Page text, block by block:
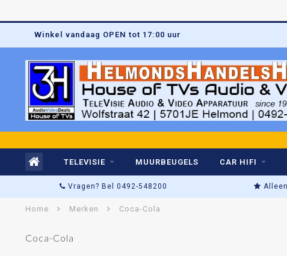
Winkel vandaag OPEN tot 17:00 uur
TELEVISIE MUURBEUGELS CAR HIFI
Vragen? Bel 0492-548200
Home Merken Coca-Cola
Coca-Cola